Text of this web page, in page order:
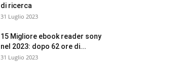
di ricerca
31 Luglio 2023
15 Migliore ebook reader sony
nel 2023: dopo 62 ore di...
31 Luglio 2023